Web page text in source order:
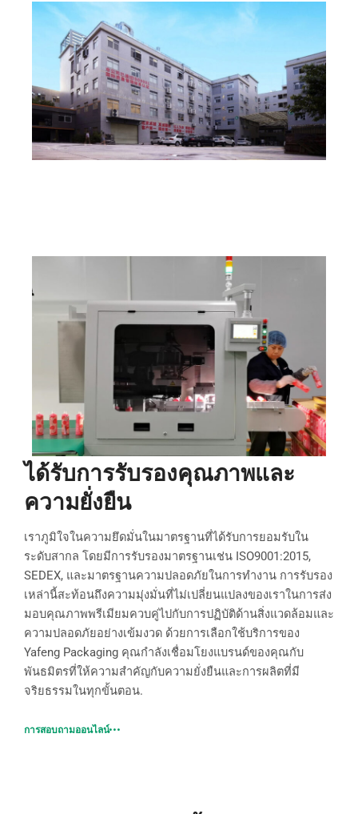
ได้รับการรับรองคุณภาพและ
ความยั่งยืน
เราภูมิใจในความยึดมั่นในมาตรฐานที่ได้รับการยอมรับใน
ระดับสากล โดยมีการรับรองมาตรฐานเช่น ISO9001:2015,
SEDEX, และมาตรฐานความปลอดภัยในการทำงาน การรับรอง
เหล่านี้สะท้อนถึงความมุ่งมั่นที่ไม่เปลี่ยนแปลงของเราในการส่ง
มอบคุณภาพพรีเมียมควบคู่ไปกับการปฏิบัติด้านสิ่งแวดล้อมและ
ความปลอดภัยอย่างเข้มงวด ด้วยการเลือกใช้บริการของ
Yafeng Packaging คุณกำลังเชื่อมโยงแบรนด์ของคุณกับ
พันธมิตรที่ให้ความสำคัญกับความยั่งยืนและการผลิตที่มี
จริยธรรมในทุกขั้นตอน.
การสอบถามออนไลน์